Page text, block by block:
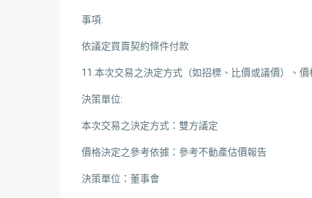
事項:
依議定買賣契約條件付款
11.本次交易之決定方式（如招標、比價或議價）、
決策單位:
本次交易之決定方式：雙方議定
價格決定之參考依據：參考不動產估價報告
決策單位：董事會